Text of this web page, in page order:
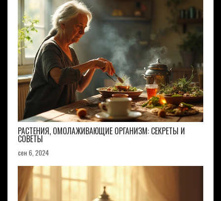
РАСТЕНИЯ, ОМОЛАЖИВАЮЩИЕ ОРГАНИЗМ: СЕКРЕТЫ И
СОВЕТЫ
сен 6, 2024